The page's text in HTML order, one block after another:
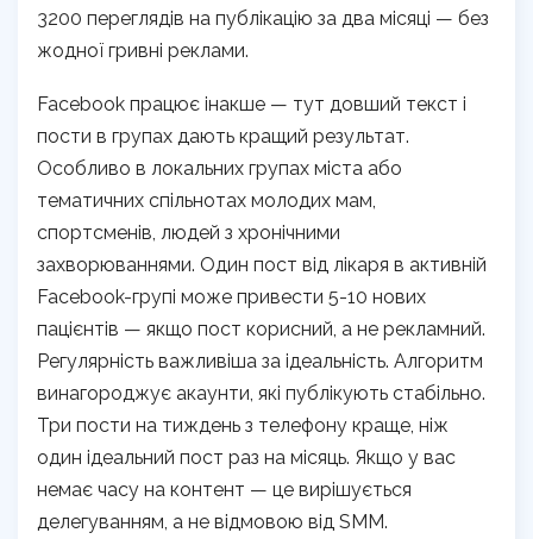
3200 переглядів на публікацію за два місяці — без
жодної гривні реклами.
Facebook працює інакше — тут довший текст і
пости в групах дають кращий результат.
Особливо в локальних групах міста або
тематичних спільнотах молодих мам,
спортсменів, людей з хронічними
захворюваннями. Один пост від лікаря в активній
Facebook-групі може привести 5-10 нових
пацієнтів — якщо пост корисний, а не рекламний.
Регулярність важливіша за ідеальність. Алгоритм
винагороджує акаунти, які публікують стабільно.
Три пости на тиждень з телефону краще, ніж
один ідеальний пост раз на місяць. Якщо у вас
немає часу на контент — це вирішується
делегуванням, а не відмовою від SMM.